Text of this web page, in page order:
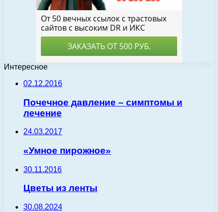
Интересное
02.12.2016
Почечное давление – симптомы и
лечение
24.03.2017
«Умное пирожное»
30.11.2016
Цветы из ленты
30.08.2024